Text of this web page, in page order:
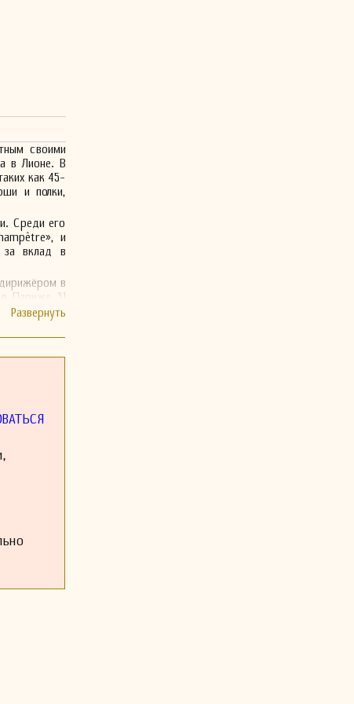
своими
в Лионе. В
как 45-
и полки,
Среди его
и
за вклад в
в
Париже 31